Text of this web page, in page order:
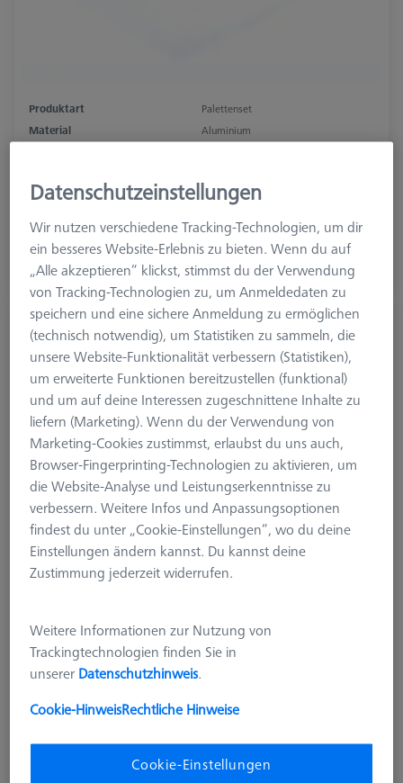
Produktart
Palettenset
Material
Aluminium
2.226,20 €
zzgl. USt.
Auf Bestellung hergestellt
Grundaufnahmeplatte für Palette THETA
55, M12
626109-9220-512
Palettenaufnahme
Datenschutzeinstellungen
Wir nutzen verschiedene Tracking-Technologien, um dir
ein besseres Website-Erlebnis zu bieten. Wenn du auf
„Alle akzeptieren“ klickst, stimmst du der Verwendung
von Tracking-Technologien zu, um Anmeldedaten zu
speichern und eine sichere Anmeldung zu ermöglichen
(technisch notwendig), um Statistiken zu sammeln, die
unsere Website-Funktionalität verbessern (Statistiken),
um erweiterte Funktionen bereitzustellen (funktional)
und um auf deine Interessen zugeschnittene Inhalte zu
liefern (Marketing). Wenn du der Verwendung von
Marketing-Cookies zustimmst, erlaubst du uns auch,
Browser-Fingerprinting-Technologien zu aktivieren, um
die Website-Analyse und Leistungserkenntnisse zu
verbessern. Weitere Infos und Anpassungsoptionen
findest du unter „Cookie-Einstellungen“, wo du deine
Einstellungen ändern kannst. Du kannst deine
Zustimmung jederzeit widerrufen.
Weitere Informationen zur Nutzung von
Trackingtechnologien finden Sie in
unserer Datenschutzhinweis.
Cookie-HinweisRechtliche Hinweise
Cookie-Einstellungen